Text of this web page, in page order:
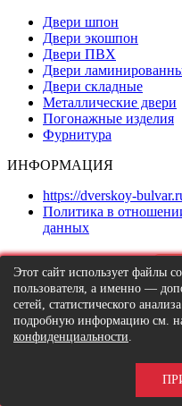
Двери шпон
Двери экошпон
Двери ПВХ
Двери
Двери складные
Металлические двери
Погонажные изделия
Фурнитура
ИНФОРМАЦИЯ
https://dverskoy-
Политика в
данных
Дизайн,
КАК СДЕЛАТЬ ЗАКАЗ
с 10 до 18 часов.
Заказы по телефону
Этот сайт использует файлы
пользователя, а именно —
сетей, статистического
подробную информацию см.
конфиденциальности.